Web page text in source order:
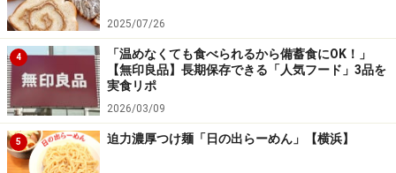
ここ東京・銀座で中東の雰囲気を味わってみてはいかが
でしょう？
■Mish Mish（ミシュ・ミシュ）
【所在地】：東京都中央区銀座6-3-15 長谷第2ビル2階
【電話番号】：03-6274-6660
2025/07/26
4
「温めなくても食べられるから備蓄食にOK！」
【無印良品】長期保存できる「人気フード」3品を
実食リポ
2026/03/09
5 迫力濃厚つけ麺「日の出らーめん」【横浜】